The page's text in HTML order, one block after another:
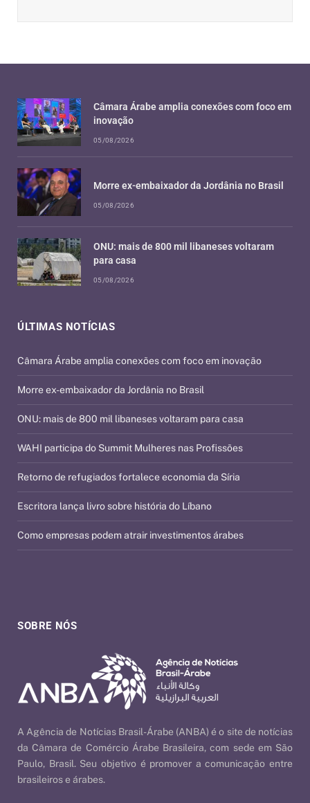
SOBRE NÓS
A Agência de Notícias Brasil-Árabe (ANBA) é o site de notícias
da Câmara de Comércio Árabe Brasileira, com sede em São
Paulo, Brasil. Seu objetivo é promover a comunicação entre
brasileiros e árabes.
ÚLTIMAS NOTÍCIAS
Câmara Árabe amplia conexões com foco em inovação
Morre ex-embaixador da Jordânia no Brasil
ONU: mais de 800 mil libaneses voltaram para casa
WAHI participa do Summit Mulheres nas Profissões
Retorno de refugiados fortalece economia da Síria
Escritora lança livro sobre história do Líbano
Como empresas podem atrair investimentos árabes
Câmara Árabe amplia conexões com foco em
inovação
05/08/2026
Morre ex-embaixador da Jordânia no Brasil
05/08/2026
ONU: mais de 800 mil libaneses voltaram
para casa
05/08/2026